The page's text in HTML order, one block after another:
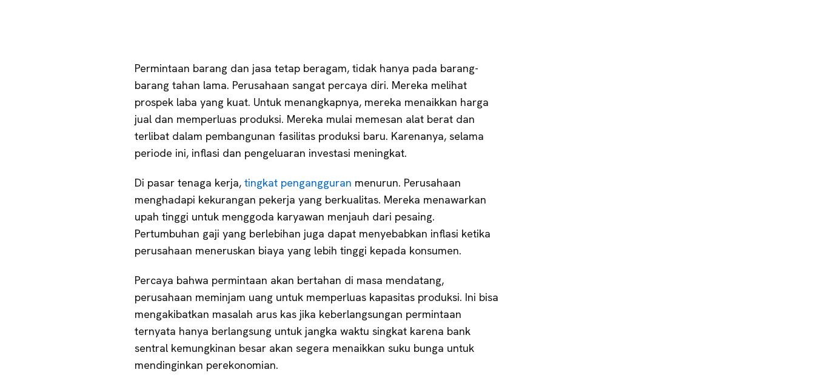
Permintaan barang dan jasa tetap beragam, tidak hanya pada barang-
barang tahan lama. Perusahaan sangat percaya diri. Mereka melihat
prospek laba yang kuat. Untuk menangkapnya, mereka menaikkan harga
jual dan memperluas produksi. Mereka mulai memesan alat berat dan
terlibat dalam pembangunan fasilitas produksi baru. Karenanya, selama
periode ini, inflasi dan pengeluaran investasi meningkat.
Di pasar tenaga kerja, tingkat pengangguran menurun. Perusahaan
menghadapi kekurangan pekerja yang berkualitas. Mereka menawarkan
upah tinggi untuk menggoda karyawan menjauh dari pesaing.
Pertumbuhan gaji yang berlebihan juga dapat menyebabkan inflasi ketika
perusahaan meneruskan biaya yang lebih tinggi kepada konsumen.
Percaya bahwa permintaan akan bertahan di masa mendatang,
perusahaan meminjam uang untuk memperluas kapasitas produksi. Ini bisa
mengakibatkan masalah arus kas jika keberlangsungan permintaan
ternyata hanya berlangsung untuk jangka waktu singkat karena bank
sentral kemungkinan besar akan segera menaikkan suku bunga untuk
mendinginkan perekonomian.